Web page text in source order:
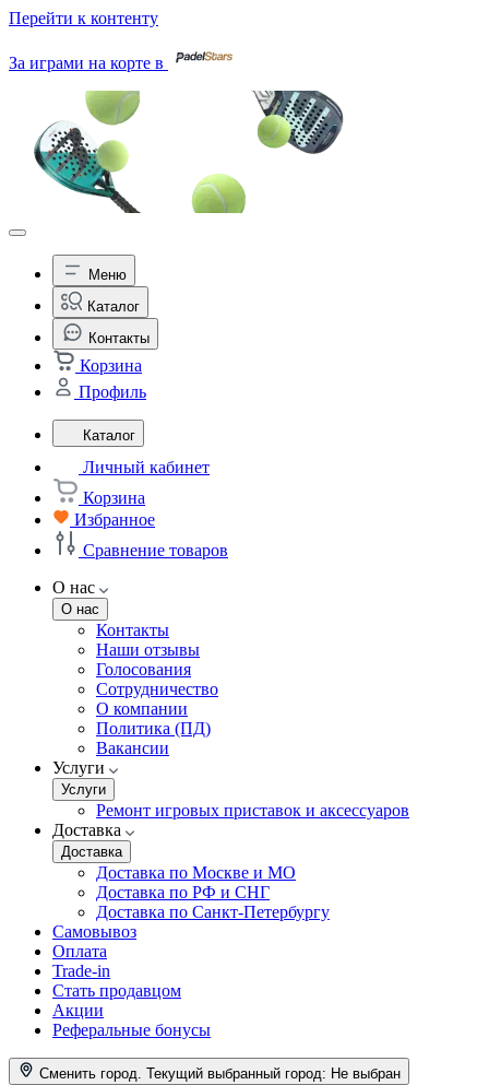
Перейти к контенту
За играми на корте в
Меню
Каталог
Контакты
Корзина
Профиль
Каталог
Личный кабинет
Корзина
Избранное
Сравнение товаров
О нас
О нас
Контакты
Наши отзывы
Голосования
Сотрудничество
О компании
Политика (ПД)
Вакансии
Услуги
Услуги
Ремонт игровых приставок и аксессуаров
Доставка
Доставка
Доставка по Москве и МО
Доставка по РФ и СНГ
Доставка по Санкт-Петербургу
Самовывоз
Оплата
Trade-in
Стать продавцом
Акции
Реферальные бонусы
Сменить город. Текущий выбранный город: Не выбран